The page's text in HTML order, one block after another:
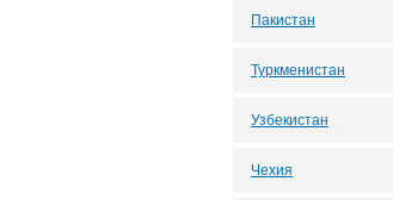
Пакистан
Туркменистан
Узбекистан
Чехия